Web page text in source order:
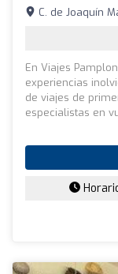
C. de Joaquín
En Viajes
experiencias
de viajes de
especialistas en